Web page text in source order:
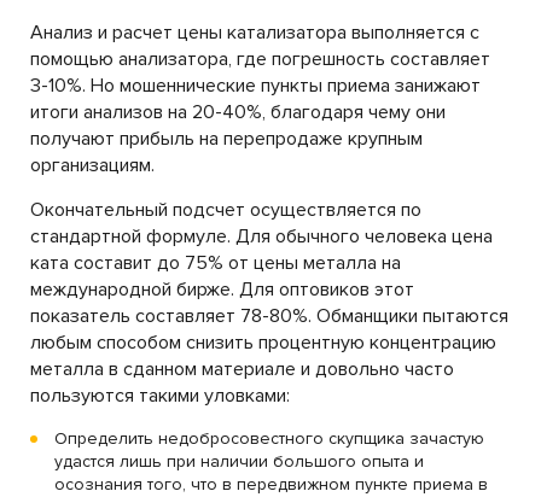
Анализ и расчет цены катализатора выполняется с
помощью анализатора, где погрешность составляет
3-10%. Но мошеннические пункты приема занижают
итоги анализов на 20-40%, благодаря чему они
получают прибыль на перепродаже крупным
организациям.
Окончательный подсчет осуществляется по
стандартной формуле. Для обычного человека цена
ката составит до 75% от цены металла на
международной бирже. Для оптовиков этот
показатель составляет 78-80%. Обманщики пытаются
любым способом снизить процентную концентрацию
металла в сданном материале и довольно часто
пользуются такими уловками:
Определить недобросовестного скупщика зачастую
удастся лишь при наличии большого опыта и
осознания того, что в передвижном пункте приема в